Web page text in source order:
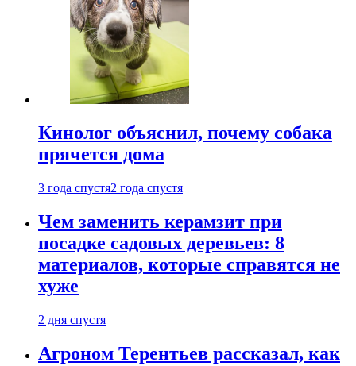
Кинолог объяснил, почему собака
прячется дома
3 года спустя2 года спустя
Чем заменить керамзит при
посадке садовых деревьев: 8
материалов, которые справятся не
хуже
2 дня спустя
Агроном Терентьев рассказал, как